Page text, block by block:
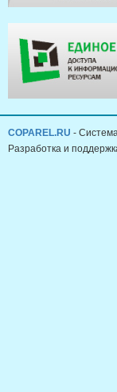
COPAREL.RU -
Разработка и